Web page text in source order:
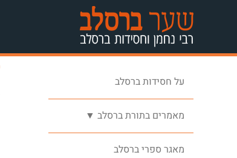
על חסידות ברסלב
מאמרים בתורת ברסלב ▼
מאגר ספרי ברסלב